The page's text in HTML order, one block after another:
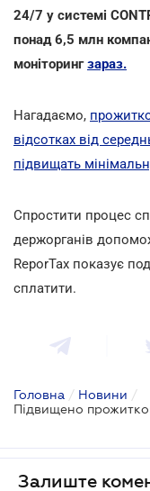
24/7 у системі
понад 6,5 млн
моніторингзараз.
Нагадаємо,
відсотках від
підвищать
Спростити процес
держорганів
ReporTax показує
cплатити.
Головна / Новини /
Залиште